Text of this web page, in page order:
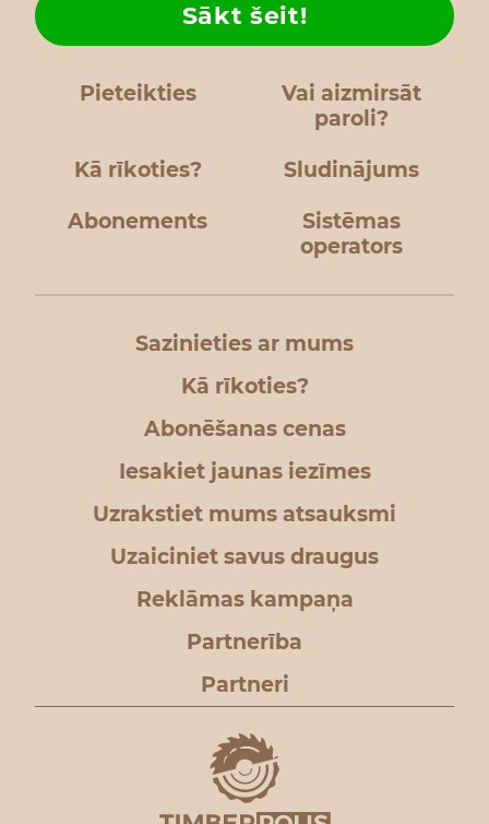
Pieteikties
Vai aizmirsāt
paroli?
Kā rīkoties?
Sākt šeit!
Sludinājums
Abonements
Sistēmas
operators
Sazinieties ar mums
Kā rīkoties?
Abonēšanas cenas
Iesakiet jaunas iezīmes
Uzrakstiet mums atsauksmi
Uzaiciniet savus draugus
Reklāmas kampaņa
Partnerība
Partneri